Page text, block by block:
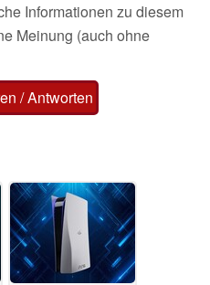
Informationen zu diesem
Meinung (auch ohne
/ Antworten